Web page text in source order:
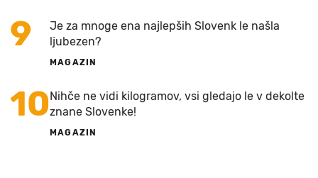
9
Je za mnoge ena najlepših Slovenk le našla
ljubezen?
MAGAZIN
10Nihče ne vidi kilogramov, vsi gledajo le v dekolte
znane Slovenke!
MAGAZIN